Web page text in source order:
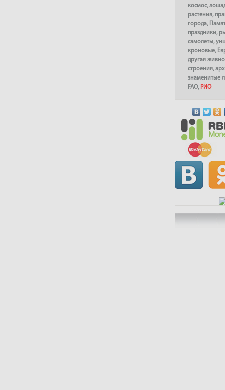
космос,
растения,
города,
праздники,
самолеты,
кроновые,
другая
строения,
знаменитые
FAO, РИО